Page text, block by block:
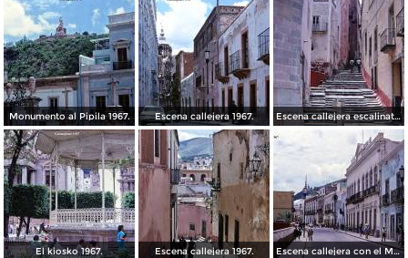
Monumento al Pipila 1967. Escena callejera 1967. Escena callejera escalinata 1967.
El kiosko 1967. Escena callejera 1967. Escena callejera con el Mto al Pipila al fondo 1967.